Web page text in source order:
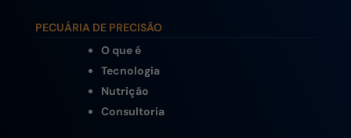
PECUÁRIA DE PRECISÃO
O que é
Tecnologia
Nutrição
Consultoria